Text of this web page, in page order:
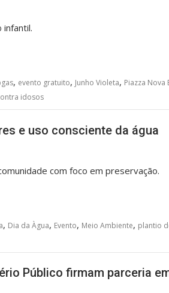
, evento gratuito, Junho Violeta, Piazza Nova
idosos
e uso consciente da água
com foco em preservação.
, Dia da Àgua, Evento, Meio Ambiente, plantio
Público firmam parceria